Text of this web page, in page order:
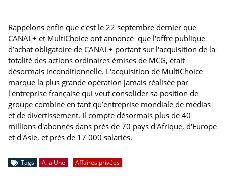
Rappelons enfin que c'est le 22 septembre dernier que
CANAL+ et MultiChoice ont annoncé que l'offre publique
d’achat obligatoire de CANAL+ portant sur l'acquisition de la
totalité des actions ordinaires émises de MCG, était
désormais inconditionnelle. L'acquisition de MultiChoice
marque la plus grande opération jamais réalisée par
l'entreprise française qui veut consolider sa position de
groupe combiné en tant qu’entreprise mondiale de médias
et de divertissement. Il compte désormais plus de 40
millions d'abonnés dans près de 70 pays d'Afrique, d'Europe
et d'Asie, et près de 17 000 salariés.
Tags A la Une Affaires privées